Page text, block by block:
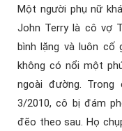
Một người phụ nữ
John Terry là cô vợ
bình lặng và luôn cố
không có nổi một
ngoài đường. Trong
3/2010, cô bị đám
đẽo theo sau. Họ